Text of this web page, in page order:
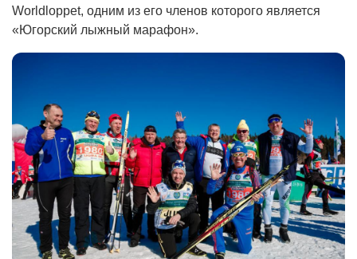
Worldloppet, одним из его членов которого является
«Югорский лыжный марафон».